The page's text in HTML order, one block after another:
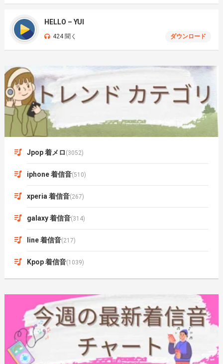
HELLO – YUI
424 聞く ダウンロード
Jpop 着メロ (3052)
iphone 着信音(510)
xperia 着信音(267)
galaxy 着信音(314)
line 着信音(217)
Kpop 着信音(1039)